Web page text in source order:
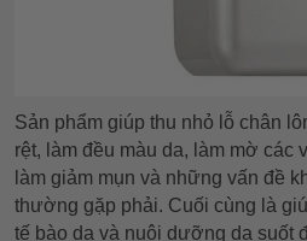
Sản phẩm giúp thu nhỏ lỗ chân
rệt, làm đều màu da, làm mờ các
làm giảm mụn và những vấn đề
thường gặp phải. Cuối cùng là
tế bào da và nuôi dưỡng da suốt